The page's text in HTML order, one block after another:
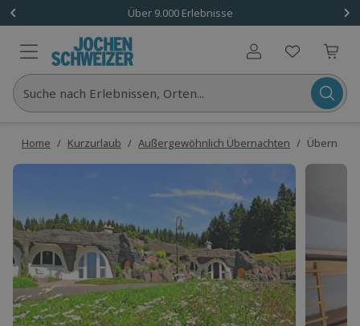
Über 9.000 Erlebnisse
Benutzerkonto
Suche nach Erlebnissen, Orten...
Home / Kurzurlaub / Außergewöhnlich Übernachten /